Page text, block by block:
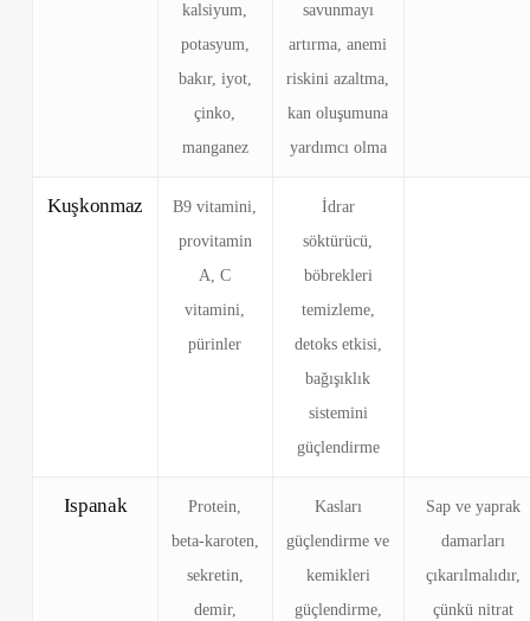
kalsiyum,
potasyum,
bakır, iyot,
çinko,
manganez
savunmayı
artırma, anemi
riskini azaltma,
kan oluşumuna
yardımcı olma
Kuşkonmaz
B9 vitamini,
provitamin
A, C
vitamini,
pürinler
İdrar
söktürücü,
böbrekleri
temizleme,
detoks etkisi,
bağışıklık
sistemini
güçlendirme
Ispanak
Protein,
beta-karoten,
sekretin,
demir,
Kasları
güçlendirme ve
kemikleri
güçlendirme,
Sap ve yaprak
damarları
çıkarılmalıdır,
çünkü nitrat